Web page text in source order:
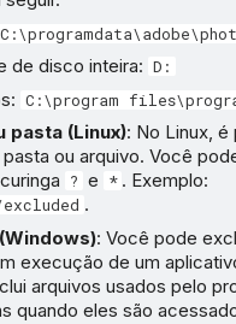
de disco inteira: D:
C:\program
pasta (Linux): No Linux, é
ou arquivo. Você
? e * . Exemplo:
.
: Você pode
execução de um
arquivos usados pelo
quando eles são